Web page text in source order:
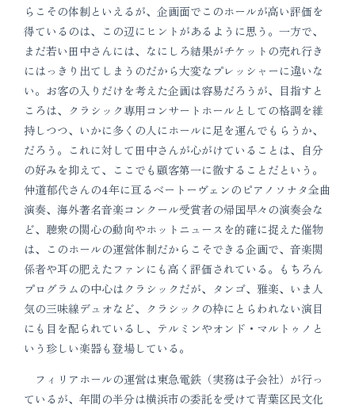
らこその体制といえるが、企画面でこのホールが高い評価を
得ているのは、この辺にヒントがあるように思う。一方で、
まだ若い田中さんには、なにしろ結果がチケットの売れ行き
にはっきり出てしまうのだから大変なプレッシャーに違いな
い。お客の入りだけを考えた企画は容易だろうが、目指すと
ころは、クラシック専用コンサートホールとしての格調を維
持しつつ、いかに多くの人にホールに足を運んでもらうか、
だろう。これに対して田中さんが心がけていることは、自分
の好みを抑えて、ここでも顧客第一に徹することだという。
仲道郁代さんの4年に亘るベートーヴェンのピアノソナタ全曲
演奏、海外著名音楽コンクール受賞者の帰国早々の演奏会な
ど、聴衆の関心の動向やホットニュースを的確に捉えた催物
は、このホールの運営体制だからこそできる企画で、音楽関
係者や耳の肥えたファンにも高く評価されている。もちろん
プログラムの中心はクラシックだが、タンゴ、雅楽、いま人
気の三味線デュオなど、クラシックの枠にとらわれない演目
にも目を配られているし、テルミンやオンド・マルトゥノと
いう珍しい楽器も登場している。
フィリアホールの運営は東急電鉄（実務は子会社）が行っ
ているが、年間の半分は横浜市の委託を受けて青葉区民文化